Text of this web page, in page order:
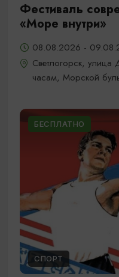
Фестиваль
«Море внутри»
08.08.2026 -
Светлогорск,
часам, Морской
БЕСПЛАТНО
СПОРТ